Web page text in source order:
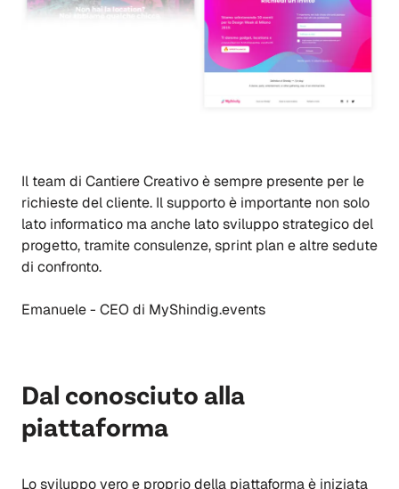
Il team di Cantiere Creativo è sempre presente per le
richieste del cliente. Il supporto è importante non solo
lato informatico ma anche lato sviluppo strategico del
progetto, tramite consulenze, sprint plan e altre sedute
di confronto.
Emanuele - CEO di MyShindig.events
Dal conosciuto alla
piattaforma
Lo sviluppo vero e proprio della piattaforma è iniziata